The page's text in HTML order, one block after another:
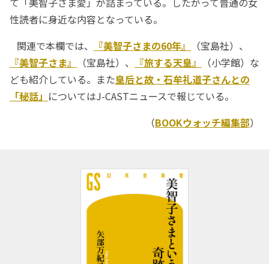
性読者に身近な内容となっている。
関連で本欄では、
『美智子さまの60年』
（宝島社）、
『美智子さま』
（宝島社）、 『旅する天皇』
（小学館）な
ども紹介している。また皇后と故・石牟礼道子さんとの
「秘話」 についてはJ-CASTニュースで報じている。
（BOOKウォッチ編集部）